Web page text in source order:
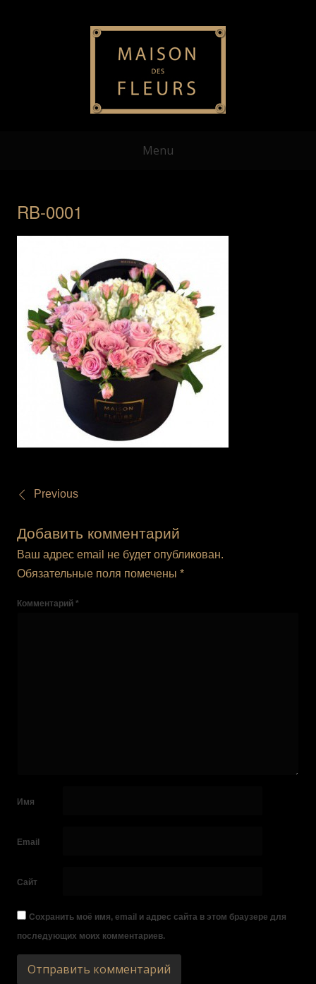
Menu
RB-0001
Previous
Добавить комментарий
Ваш адрес email не будет опубликован.
Обязательные поля помечены *
Комментарий *
Имя
Email
Сайт
Сохранить моё имя, email и адрес сайта в этом браузере для
последующих моих комментариев.